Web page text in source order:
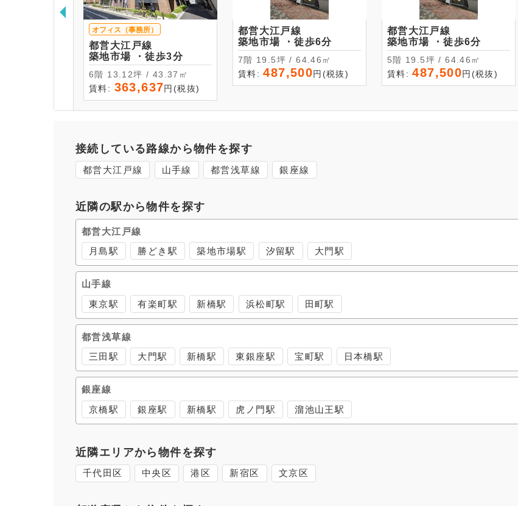
オフィス（事務所）
都営大江戸線
築地市場 ・徒歩3分
6階 13.12坪 / 43.37㎡
賃料: 363,637円(税抜)
都営大江戸線
築地市場 ・徒歩6分
7階 19.5坪 / 64.46㎡
賃料:487,500円(税抜)
都営大江戸線
築地市場 ・徒歩6分
5階 19.5坪 / 64.46㎡
賃料:487,500円(税抜)
接続している路線から物件を探す
都営大江戸線 山手線 都営浅草線 銀座線
近隣の駅から物件を探す
都営大江戸線
月島駅 勝どき駅 築地市場駅 汐留駅 大門駅
山手線
東京駅 有楽町駅 新橋駅 浜松町駅 田町駅
都営浅草線
三田駅 大門駅 新橋駅 東銀座駅 宝町駅 日本橋駅
銀座線
京橋駅 銀座駅 新橋駅 虎ノ門駅 溜池山王駅
近隣エリアから物件を探す
千代田区 中央区 港区 新宿区 文京区